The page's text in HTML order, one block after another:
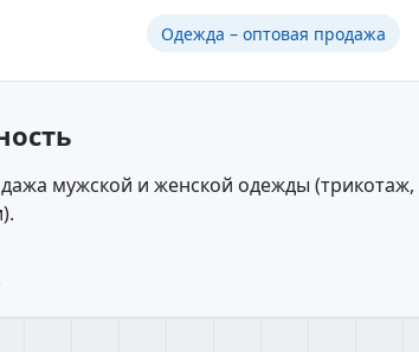
Одежда – оптовая продажа
мужской и женской одежды